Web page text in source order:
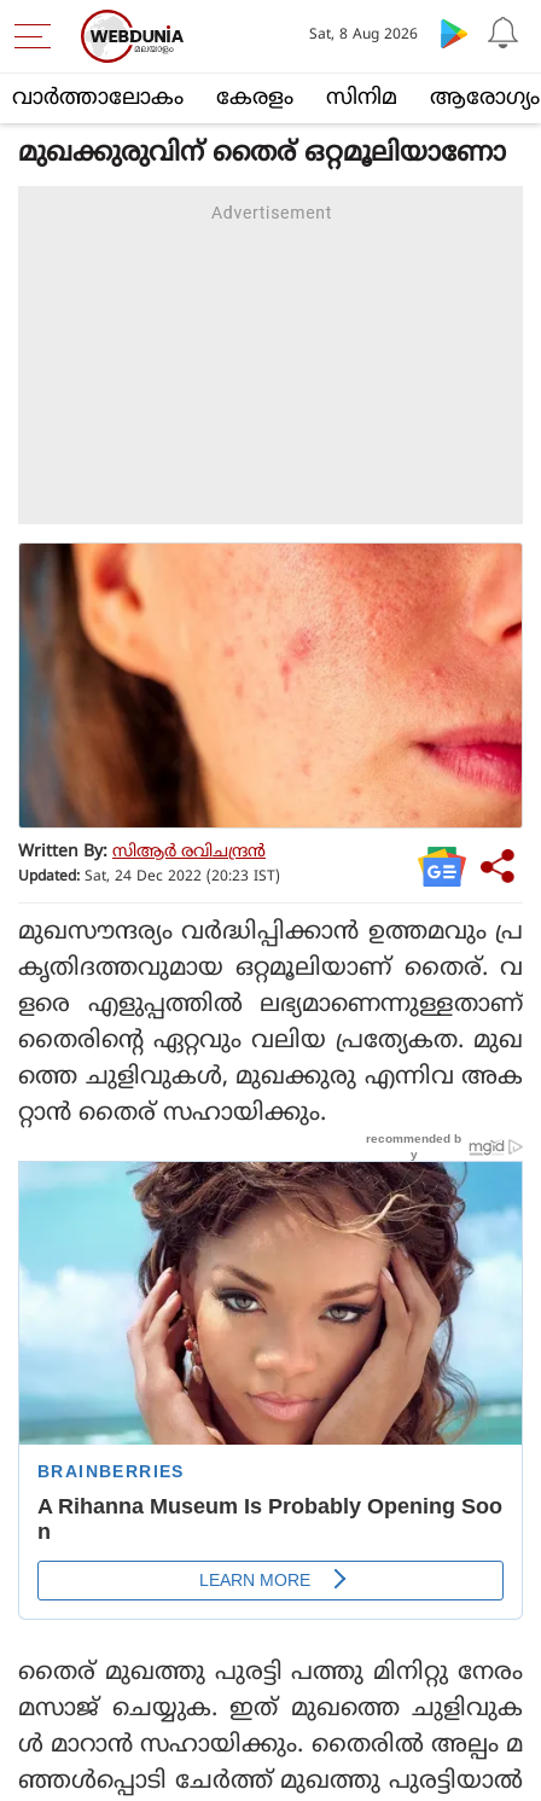
വാര്‍ത്താലോകം കേരളം സിനിമ ആരോഗ്യം
Sat, 8 Aug 2026
മുഖക്കുരുവിന് തൈര് ഒറ്റമൂലിയാണോ
Written By: സിആര്‍ രവിചന്ദ്രന്‍
Updated: Sat, 24 Dec 2022 (20:23 IST)
മുഖസൗന്ദര്യം വര്‍ദ്ധിപ്പിക്കാന്‍ ഉത്തമവും പ്ര
കൃതിദത്തവുമായ ഒറ്റമൂലിയാണ് തൈര്. വ
ളരെ എളുപ്പത്തില്‍ ലഭ്യമാണെന്നുള്ളതാണ്
തൈരിന്റെ ഏറ്റവും വലിയ പ്രത്യേകത. മുഖ
ത്തെ ചുളിവുകള്‍, മുഖക്കുരു എന്നിവ അക
റ്റാന്‍ തൈര് സഹായിക്കും.
തൈര് മുഖത്തു പുരട്ടി പത്തു മിനിറ്റു നേരം
മസാജ് ചെയ്യുക. ഇത് മുഖത്തെ ചുളിവുക
ള്‍ മാറാന്‍ സഹായിക്കും. തൈരില്‍ അല്പം മ
ഞ്ഞള്‍പ്പൊടി ചേര്‍ത്ത് മുഖത്തു പുരട്ടിയാല്‍